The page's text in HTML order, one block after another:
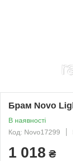
Брам Novo
В наявності
Код: Novo17299
1 018 ₴